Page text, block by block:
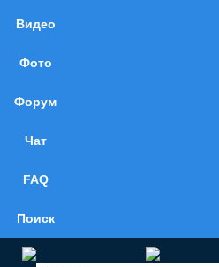
Видео
Фото
Форум
Чат
FAQ
Поиск